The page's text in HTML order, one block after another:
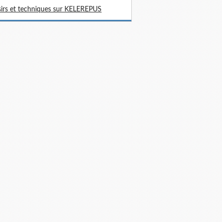
et techniques sur KELEREPUS